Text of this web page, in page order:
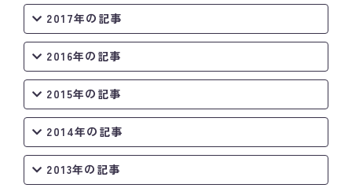
2017年の記事
2016年の記事
2015年の記事
2014年の記事
2013年の記事